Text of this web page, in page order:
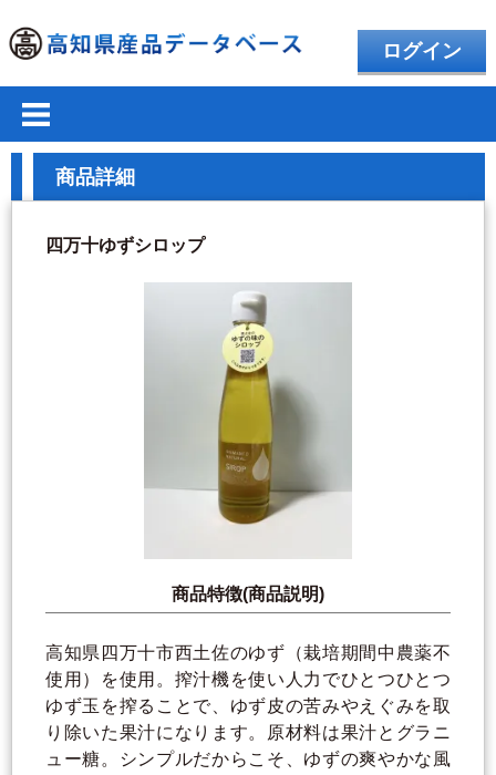
ログイン
商品詳細
四万十ゆずシロップ
商品特徴(商品説明)
高知県四万十市西土佐のゆず（栽培期間中農薬不
使用）を使用。搾汁機を使い人力でひとつひとつ
ゆず玉を搾ることで、ゆず皮の苦みやえぐみを取
り除いた果汁になります。原材料は果汁とグラニ
ュー糖。シンプルだからこそ、ゆずの爽やかな風